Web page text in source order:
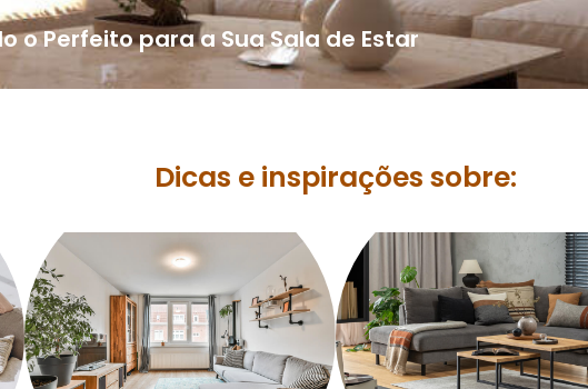
o Perfeito para a Sua Sala de Estar
Dicas e inspirações sobre: